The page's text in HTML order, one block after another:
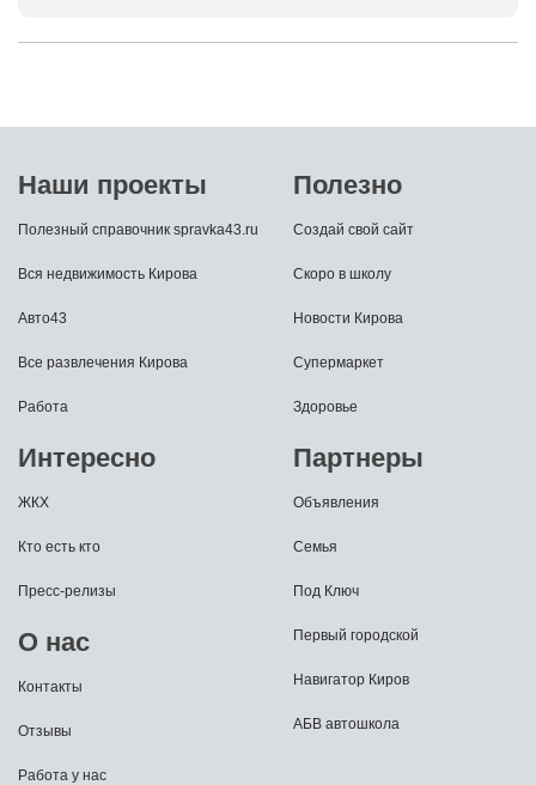
Наши проекты
Полезный справочник spravka43.ru
Вся недвижимость Кирова
Авто43
Все развлечения Кирова
Работа
Полезно
Создай свой сайт
Скоро в школу
Новости Кирова
Супермаркет
Здоровье
Интересно
ЖКХ
Кто есть кто
Пресс-релизы
О нас
Контакты
Отзывы
Работа у нас
Партнеры
Объявления
Семья
Под Ключ
Первый городской
Навигатор Киров
АБВ автошкола